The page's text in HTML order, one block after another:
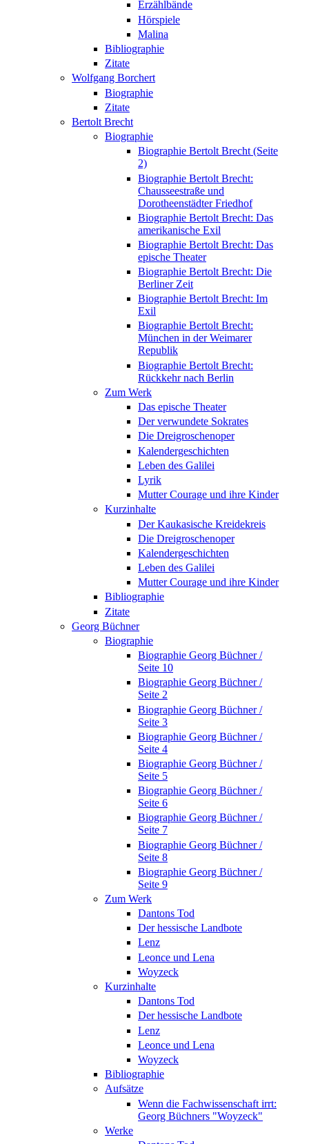
Erzählbände
Hörspiele
Malina
Bibliographie
Zitate
Wolfgang Borchert
Biographie
Zitate
Bertolt Brecht
Biographie
Biographie Bertolt Brecht (Seite
2)
Biographie Bertolt Brecht:
Chausseestraße und
Dorotheenstädter Friedhof
Biographie Bertolt Brecht: Das
amerikanische Exil
Biographie Bertolt Brecht: Das
epische Theater
Biographie Bertolt Brecht: Die
Berliner Zeit
Biographie Bertolt Brecht: Im
Exil
Biographie Bertolt Brecht:
München in der Weimarer
Republik
Biographie Bertolt Brecht:
Rückkehr nach Berlin
Zum Werk
Das epische Theater
Der verwundete Sokrates
Die Dreigroschenoper
Kalendergeschichten
Leben des Galilei
Lyrik
Mutter Courage und ihre Kinder
Kurzinhalte
Der Kaukasische Kreidekreis
Die Dreigroschenoper
Kalendergeschichten
Leben des Galilei
Mutter Courage und ihre Kinder
Bibliographie
Zitate
Georg Büchner
Biographie
Biographie Georg Büchner /
Seite 10
Biographie Georg Büchner /
Seite 2
Biographie Georg Büchner /
Seite 3
Biographie Georg Büchner /
Seite 4
Biographie Georg Büchner /
Seite 5
Biographie Georg Büchner /
Seite 6
Biographie Georg Büchner /
Seite 7
Biographie Georg Büchner /
Seite 8
Biographie Georg Büchner /
Seite 9
Zum Werk
Dantons Tod
Der hessische Landbote
Lenz
Leonce und Lena
Woyzeck
Kurzinhalte
Dantons Tod
Der hessische Landbote
Lenz
Leonce und Lena
Woyzeck
Bibliographie
Aufsätze
Wenn die Fachwissenschaft irrt:
Georg Büchners "Woyzeck"
Werke